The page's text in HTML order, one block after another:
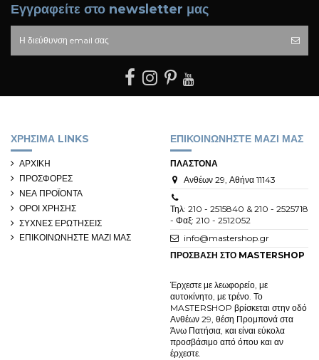
Εγγραφείτε στο newsletter μας
ΧΡΗΣΙΜΑ LINKS
ΑΡΧΙΚΗ
ΠΡΟΣΦΟΡΕΣ
ΝΕΑ ΠΡΟΪΟΝΤΑ
ΟΡΟΙ ΧΡΗΣΗΣ
ΣΥΧΝΕΣ ΕΡΩΤΗΣΕΙΣ
ΕΠΙΚΟΙΝΩΝΗΣΤΕ ΜΑΖΙ ΜΑΣ
ΕΠΙΚΟΙΝΩΝΗΣΤΕ ΜΑΖΙ ΜΑΣ
ΠΛΑΣΤΟΝΑ
Ανθέων 29, Αθήνα 11143
Τηλ: 210 - 2515840 & 210 - 2525718
- Φαξ: 210 - 2512052
info@mastershop.gr
ΠΡΟΣΒΑΣΗ ΣΤΟ MASTERSHOP
Έρχεστε με λεωφορείο, με
αυτοκίνητο, με τρένο. Το
MASTERSHOP βρίσκεται στην οδό
Ανθέων 29, θέση Προμπονά στα
Άνω Πατήσια, και είναι εύκολα
προσβάσιμο από όπου και αν
έρχεστε.